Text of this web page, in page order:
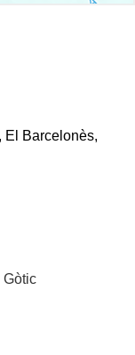
El Barcelonès,
Gòtic